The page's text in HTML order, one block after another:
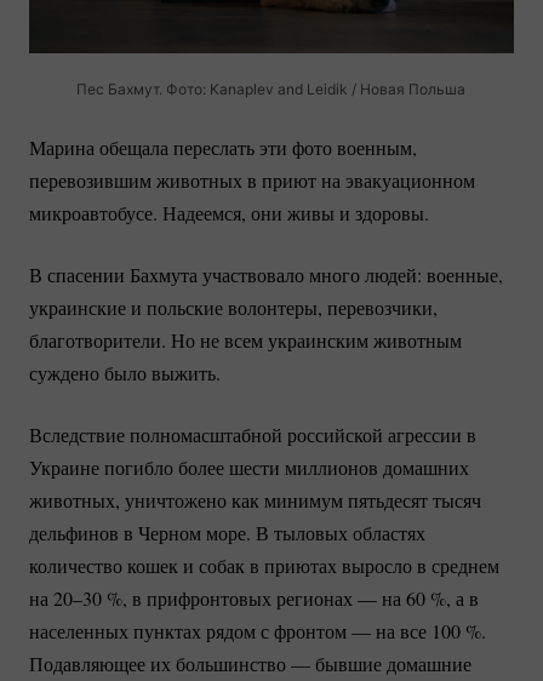
Пес Бахмут. Фото: Kanaplev and Leidik / Новая Польша
Марина обещала переслать эти фото военным,
перевозившим животных в приют на эвакуационном
микроавтобусе. Надеемся, они живы и здоровы.
В спасении Бахмута участвовало много людей: военные,
украинские и польские волонтеры, перевозчики,
благотворители. Но не всем украинским животным
суждено было выжить.
Вследствие полномасштабной российской агрессии в
Украине погибло более шести миллионов домашних
животных, уничтожено как минимум пятьдесят тысяч
дельфинов в Черном море. В тыловых областях
количество кошек и собак в приютах выросло в среднем
на 20–30 %, в прифронтовых регионах — на 60 %, а в
населенных пунктах рядом с фронтом — на все 100 %.
Подавляющее их большинство — бывшие домашние